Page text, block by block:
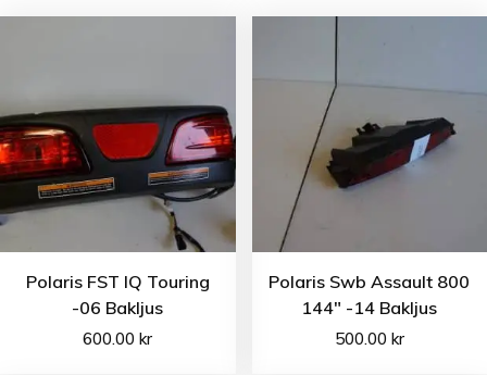
Polaris FST IQ Touring
-06 Bakljus
600.00kr
Polaris Swb Assault 800
144″ -14 Bakljus
500.00 kr